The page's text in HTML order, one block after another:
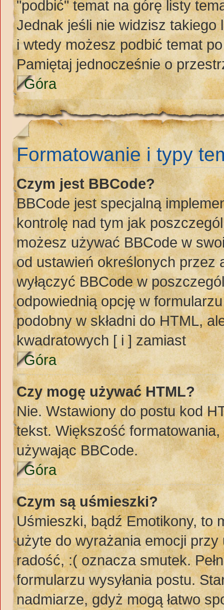
"podbić" temat na górę listy
Jednak jeśli nie widzisz takiego
i wtedy możesz podbić temat
Pamiętaj jednocześnie o
Góra
Formatowanie i typy
Czym jest BBCode?
BBCode jest specjalną
kontrolę nad tym jak
możesz używać BBCode w
od ustawień określonych przez
wyłączyć BBCode w
odpowiednią opcję w
podobny w składni do HTML,
kwadratowych [ i ] zamiast
Góra
Czy mogę używać HTML?
Nie. Wstawiony do postu kod
tekst. Większość
używając BBCode.
Góra
Czym są uśmieszki?
Uśmieszki, bądź Emotikony, to
użyte do wyrażania emocji
radość, :( oznacza smutek.
formularzu wysyłania postu.
nadmiarze, gdyż mogą łatwo